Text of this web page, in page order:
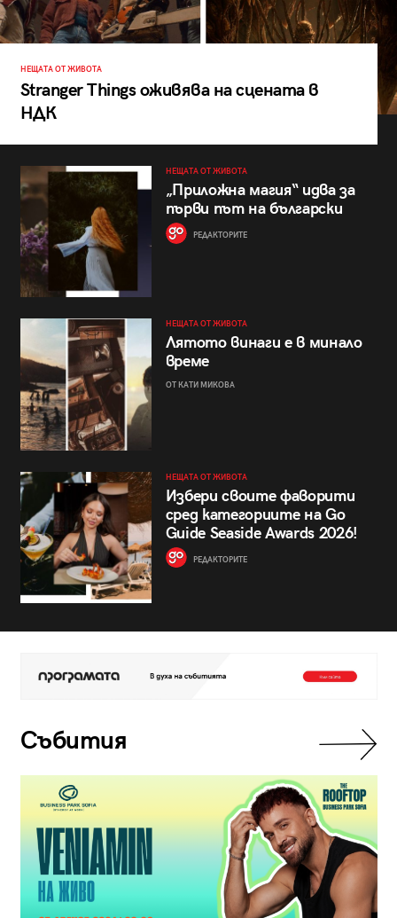
НЕЩАТА ОТ ЖИВОТА
Stranger Things оживява на сцената в
НДК
НЕЩАТА ОТ ЖИВОТА
„Приложна магия“ идва за
първи път на български
РЕДАКТОРИТЕ
НЕЩАТА ОТ ЖИВОТА
Лятото винаги е в минало
време
ОТ КАТИ МИКОВА
НЕЩАТА ОТ ЖИВОТА
Избери своите фаворити
сред категориите на Go
Guide Seaside Awards 2026!
РЕДАКТОРИТЕ
Събития